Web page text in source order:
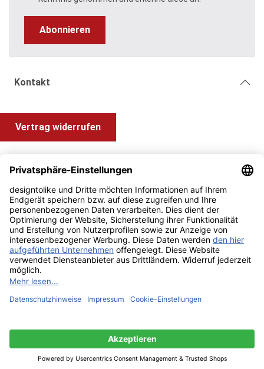
Abonnieren
Kontakt
Vertrag widerrufen
Information und Impressum
Zahlung & Versand
Impressum AGB
Alle Preise inkl. gesetzl. Mehrwertsteuer zzgl.Versandkosten
und ggf. Nachnahmegebühren, wenn nicht anders angegeben.